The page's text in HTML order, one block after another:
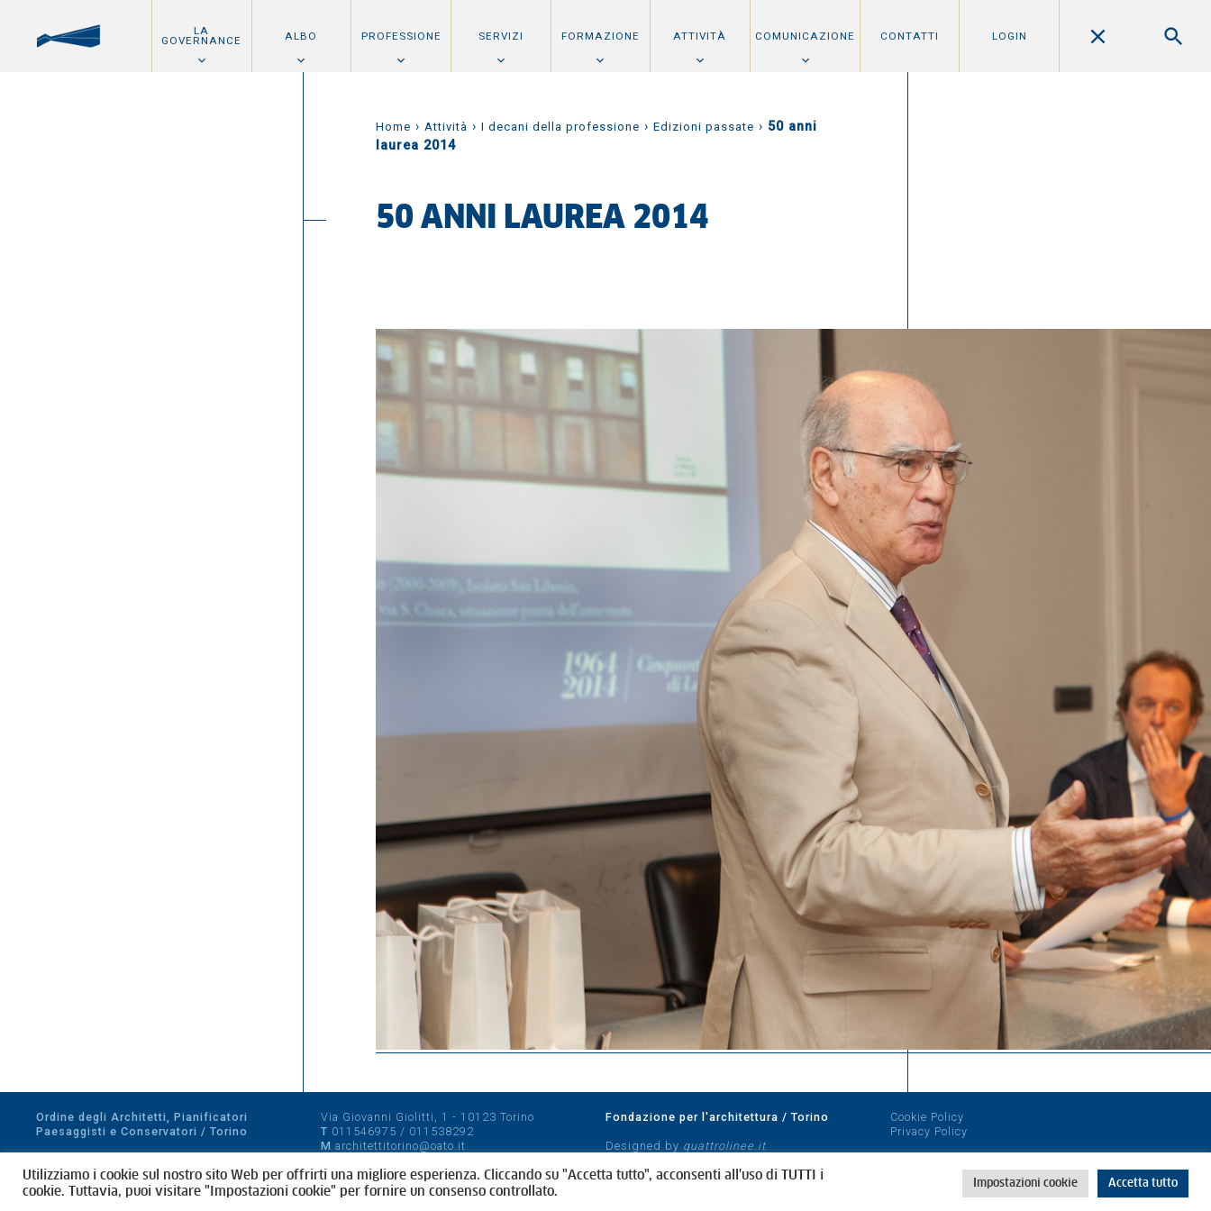
LA
GOVERNANCE ALBO PROFESSIONE SERVIZI FORMAZIONE ATTIVITÀ COMUNICAZIONE CONTATTI LOGIN
Home › Attività › I decani della professione › Edizioni passate › 50 anni
laurea 2014
50 ANNI LAUREA 2014
Ordine degli Architetti, Pianificatori
Paesaggisti e Conservatori / Torino
CF 80089280012
Via Giovanni Giolitti, 1 - 10123 Torino
T 011546975 / 011538292
M architettitorino@oato.it
Fondazione per l'architettura / Torino
Designed by quattrolinee.it
Cookie Policy
Privacy Policy
Utilizziamo i cookie sul nostro sito Web per offrirti una migliore esperienza. Cliccando su "Accetta tutto", acconsenti all'uso di TUTTI i
cookie. Tuttavia, puoi visitare "Impostazioni cookie" per fornire un consenso controllato.
Impostazioni cookie Accetta tutto